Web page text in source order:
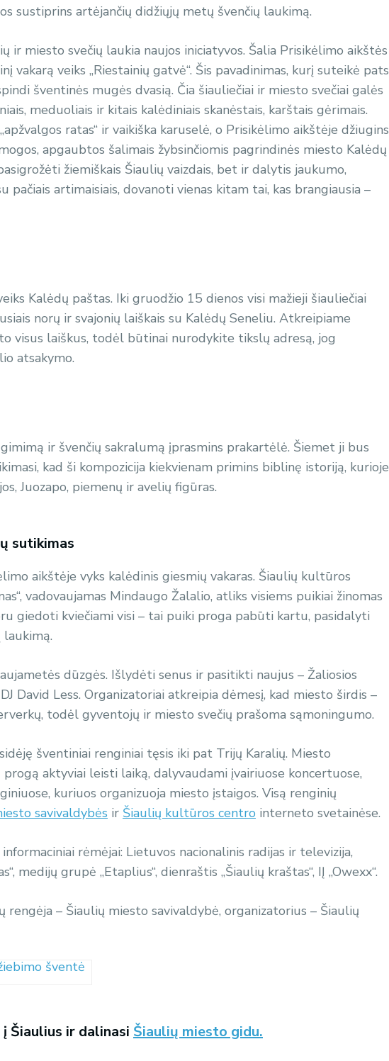
sustiprins artėjančių didžiųjų metų švenčių laukimą.
ir miesto svečių laukia naujos iniciatyvos. Šalia Prisikėlimo aikštės
vakarą veiks „Riestainių gatvė“. Šis pavadinimas, kurį suteikė pats
šventinės mugės dvasią. Čia šiauliečiai ir miesto svečiai galės
meduoliais ir kitais kalėdiniais skanėstais, karštais gėrimais.
ratas“ ir vaikiška karuselė, o Prisikėlimo aikštėje džiugins
apgaubtos šalimais žybsinčiomis pagrindinės miesto Kalėdų
žiemiškais Šiaulių vaizdais, bet ir dalytis jaukumo,
pačiais artimaisiais, dovanoti vienas kitam tai, kas brangiausia –
Kalėdų paštas. Iki gruodžio 15 dienos visi mažieji šiauliečiai
norų ir svajonių laiškais su Kalėdų Seneliu. Atkreipiame
visus laiškus, todėl būtinai nurodykite tikslų adresą, jog
atsakymo.
ir švenčių sakralumą įprasmins prakartėlė. Šiemet ji bus
kad ši kompozicija kiekvienam primins biblinę istoriją, kurioje
Juozapo, piemenų ir avelių figūras.
sutikimas
aikštėje vyks kalėdinis giesmių vakaras. Šiaulių kultūros
vadovaujamas Mindaugo Žalalio, atliks visiems puikiai žinomas
giedoti kviečiami visi – tai puiki proga pabūti kartu, pasidalyti
dūzgės. Išlydėti senus ir pasitikti naujus – Žaliosios
David Less. Organizatoriai atkreipia dėmesį, kad miesto širdis –
todėl gyventojų ir miesto svečių prašoma sąmoningumo.
šventiniai renginiai tęsis iki pat Trijų Karalių. Miesto
aktyviai leisti laiką, dalyvaudami įvairiuose koncertuose,
kuriuos organizuoja miesto įstaigos. Visą renginių
savivaldybės ir Šiaulių kultūros centro interneto svetainėse.
rėmėjai: Lietuvos nacionalinis radijas ir televizija,
medijų grupė „Etaplius“, dienraštis „Šiaulių kraštas“, IĮ „Owexx“.
rengėja – Šiaulių miesto savivaldybė, organizatorius – Šiaulių
į Šiaulius ir dalinasi Šiaulių miesto gidu.